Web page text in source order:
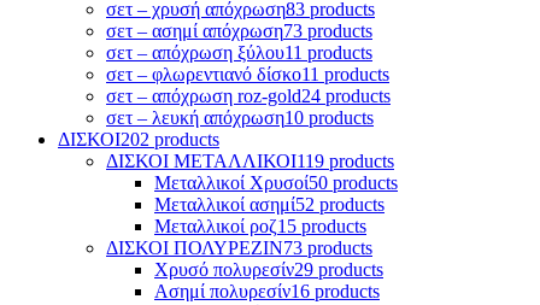
σετ – χρυσή απόχρωση83 products
σετ – ασημί απόχρωση73 products
σετ – απόχρωση ξύλου11 products
σετ – φλωρεντιανό δίσκο11 products
σετ – απόχρωση roz-gold24 products
σετ – λευκή απόχρωση10 products
ΔΙΣΚΟΙ202 products
ΔΙΣΚΟΙ ΜΕΤΑΛΛΙΚΟΙ119 products
Μεταλλικοί Χρυσοί50 products
Μεταλλικοί ασημί52 products
Mεταλλικοί ροζ15 products
ΔΙΣΚΟΙ ΠΟΛΥΡΕΖΙΝ73 products
Χρυσό πολυρεσίν29 products
Ασημί πολυρεσίν16 products